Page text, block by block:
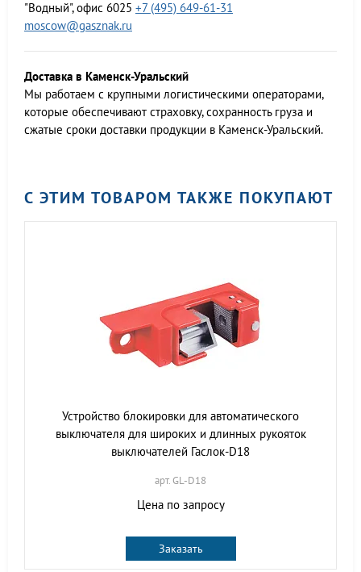
"Водный", офис 6025 +7 (495) 649-61-31
moscow@gasznak.ru
Доставка в Каменск-Уральский
Мы работаем c крупными логистическими операторами,
которые обеспечивают страховку, сохранность груза и
сжатые сроки доставки продукции в Каменск-Уральский.
С ЭТИМ ТОВАРОМ ТАКЖЕ ПОКУПАЮТ
Устройство блокировки для автоматического
выключателя для широких и длинных рукояток
выключателей Гаслок-D18
арт. GL-D18
Цена по запросу
Заказать